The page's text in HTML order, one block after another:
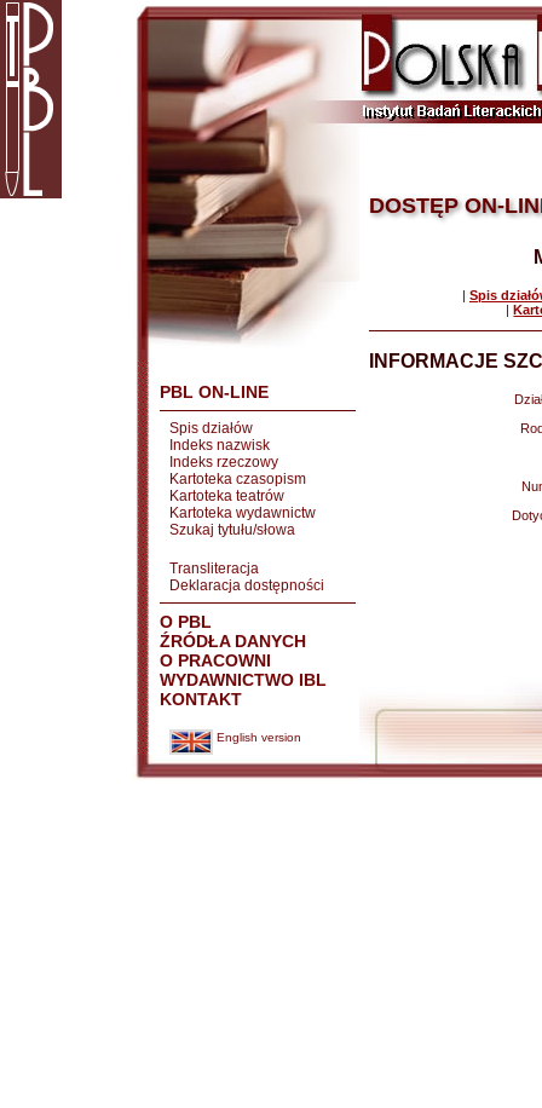
PBL ON-LINE
Spis działów
Indeks nazwisk
Indeks rzeczowy
Kartoteka czasopism
Kartoteka teatrów
Kartoteka wydawnictw
Szukaj tytułu/słowa
Transliteracja
Deklaracja dostępności
O PBL
ŹRÓDŁA DANYCH
O PRACOWNI
WYDAWNICTWO IBL
KONTAKT
English version
DOSTĘP ON-
| Spis
|
INFORMACJE